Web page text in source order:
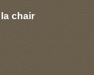
chair